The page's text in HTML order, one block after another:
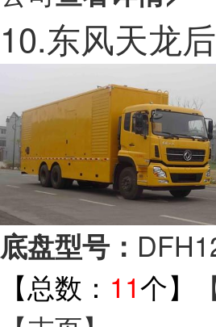
10.东风天龙
底盘型号：
【总数： 11个】